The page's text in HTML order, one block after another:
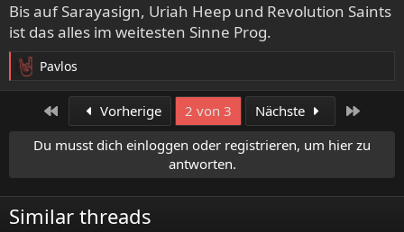
Bis auf Sarayasign, Uriah Heep und Revolution Saints
ist das alles im weitesten Sinne Prog.
R
e
o
n
e
n
Pavlos
Erste Vorherige 2 von 3 Nächste
Du musst dich einloggen oder registrieren, um hier zu
antworten.
Similar threads